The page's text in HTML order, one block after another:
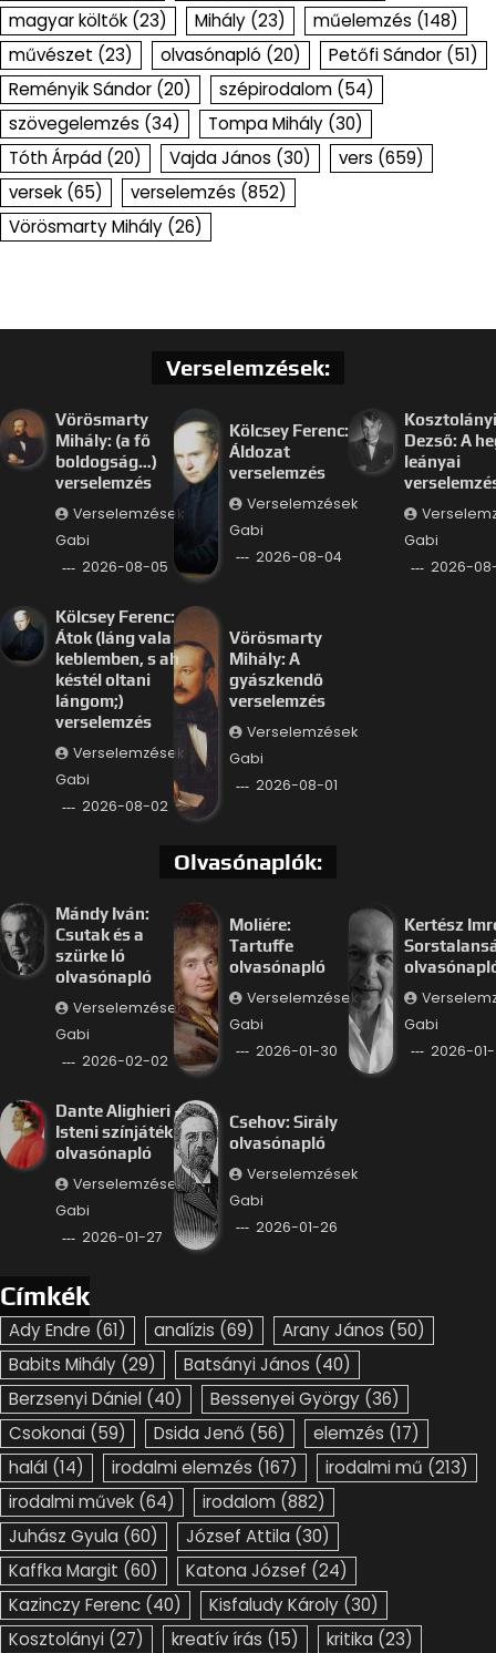
magyar költők (23) Mihály (23) műelemzés (148)
művészet (23) olvasónapló (20) Petőfi Sándor (51)
Reményik Sándor (20) szépirodalom (54)
szövegelemzés (34) Tompa Mihály (30)
Tóth Árpád (20) Vajda János (30) vers (659)
versek (65) verselemzés (852)
Vörösmarty Mihály (26)
Verselemzések:
Vörösmarty
Mihály: (a fő
boldogság…)
verselemzés
Verselemzések
Gabi
2026-08-05
Kölcsey Ferenc:
Áldozat
verselemzés
Verselemzések
Gabi
2026-08-04
Kosztolányi
Dezső: A
leányai
Gabi
2026-
Kölcsey Ferenc:
Átok (láng vala
keblemben, s ah
késtél oltani
lángom;)
verselemzés
Verselemzések
Gabi
2026-08-02
Vörösmarty
Mihály: A
gyászkendő
verselemzés
Verselemzések
Gabi
2026-08-01
Olvasónaplók:
Mándy Iván:
Csutak és a
szürke ló
olvasónapló
Verselemzések
Gabi
2026-02-02
Moliére:
Tartuffe
olvasónapló
Verselemzések
Gabi
2026-01-30
Kertész
Gabi
2026-
Dante Alighieri –
Isteni színjáték
olvasónapló
Verselemzések
Gabi
2026-01-27
Csehov: Sirály
olvasónapló
Verselemzések
Gabi
2026-01-26
Címkék
Ady Endre (61) analízis (69) Arany János (50)
Babits Mihály (29) Batsányi János (40)
Berzsenyi Dániel (40) Bessenyei György (36)
Csokonai (59) Dsida Jenő (56) elemzés (17)
halál (14) irodalmi elemzés (167) irodalmi mű (213)
irodalmi művek (64) irodalom (882)
Juhász Gyula (60) József Attila (30)
Kaffka Margit (60) Katona József (24)
Kazinczy Ferenc (40) Kisfaludy Károly (30)
Kosztolányi (27) kreatív írás (15) kritika (23)